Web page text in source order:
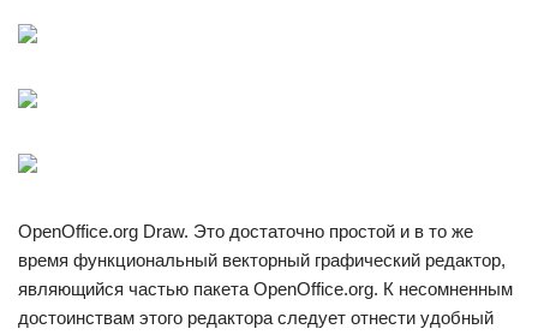
OpenOffice.org Draw. Это достаточно простой и в то же
время функциональный векторный графический редактор,
являющийся частью пакета OpenOffice.org. К несомненным
достоинствам этого редактора следует отнести удобный